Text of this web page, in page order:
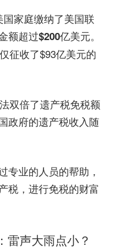
家庭缴纳了美国联
额超过$200亿美元。
征收了$93亿美元的
双倍了遗产税免税额
政府的遗产税收入随
专业的人员的帮助，
税，进行免税的财富
雷声大雨点小？